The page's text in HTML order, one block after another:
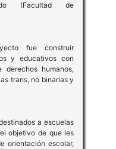
(Facultad de
fue construir
y educativos con
humanos,
trans, no binarias y
a escuelas
objetivo de que les
orientación escolar,